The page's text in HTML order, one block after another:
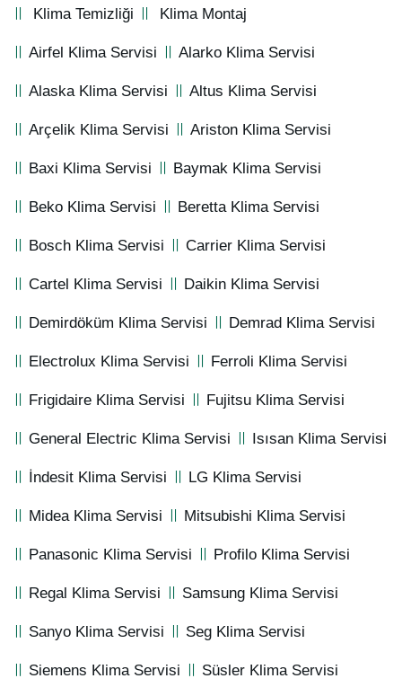
Klima Temizliği Klima Montaj
Airfel Klima Servisi Alarko Klima Servisi
Alaska Klima Servisi Altus Klima Servisi
Arçelik Klima Servisi Ariston Klima Servisi
Baxi Klima Servisi Baymak Klima Servisi
Beko Klima Servisi Beretta Klima Servisi
Bosch Klima Servisi Carrier Klima Servisi
Cartel Klima Servisi Daikin Klima Servisi
Demirdöküm Klima Servisi Demrad Klima Servisi
Electrolux Klima Servisi Ferroli Klima Servisi
Frigidaire Klima Servisi Fujitsu Klima Servisi
General Electric Klima Servisi Isısan Klima Servisi
İndesit Klima Servisi LG Klima Servisi
Midea Klima Servisi Mitsubishi Klima Servisi
Panasonic Klima Servisi Profilo Klima Servisi
Regal Klima Servisi Samsung Klima Servisi
Sanyo Klima Servisi Seg Klima Servisi
Siemens Klima Servisi Süsler Klima Servisi